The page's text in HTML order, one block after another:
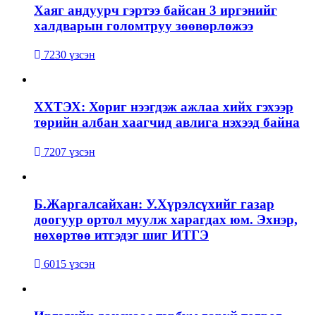
Хаяг андуурч гэртээ байсан 3 иргэнийг
халдварын голомтруу зөөвөрлөжээ
7230 үзсэн
ХХТЭХ: Хориг нээгдэж ажлаа хийх гэхээр
төрийн албан хаагчид авлига нэхээд байна
7207 үзсэн
Б.Жаргалсайхан: У.Хүрэлсүхийг газар
доогуур ортол муулж харагдах юм. Эхнэр,
нөхөртөө итгэдэг шиг ИТГЭ
6015 үзсэн